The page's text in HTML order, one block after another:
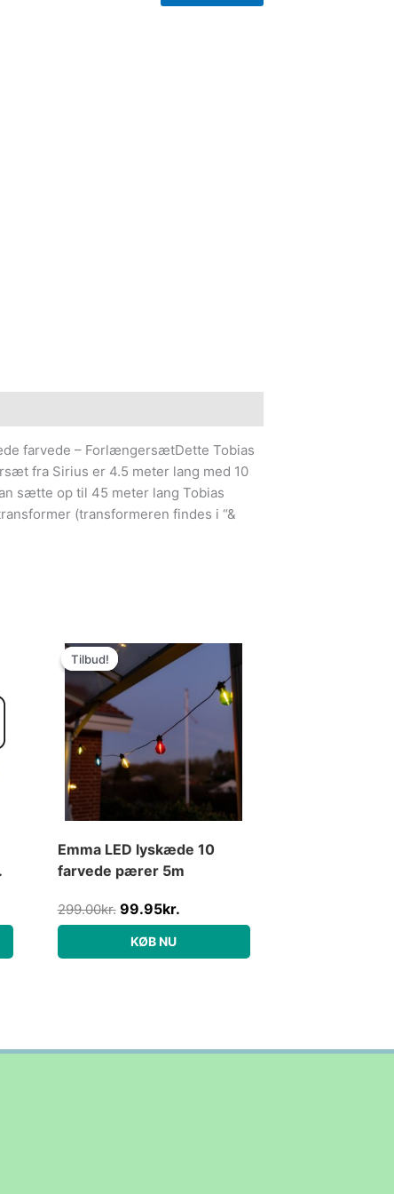
farvede – ForlængersætDette Tobias
fra Sirius er 4.5 meter lang med 10
sætte op til 45 meter lang Tobias
(transformeren findes i “&
Tilbud!
Tilbud!
Emma LED lyskæde 10
farvede pærer 5m
299.00kr.
oprindelige
pris
var:
299.00kr..
99.95kr.
aktuelle
er:
99.95kr..
KØB NU